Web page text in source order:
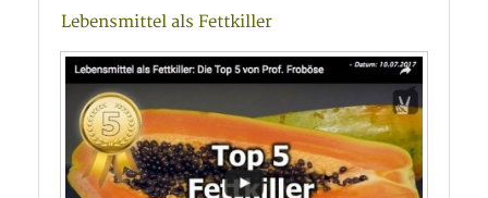
Lebensmittel als Fettkiller